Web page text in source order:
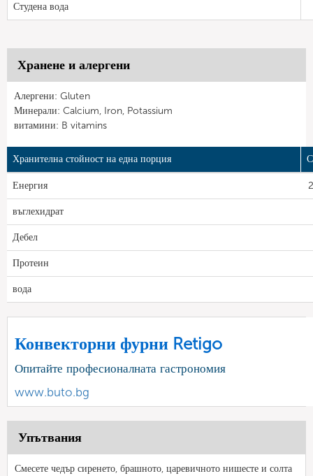
Студена вода
Хранене и алергени
Алергени: Gluten
Минерали: Calcium, Iron, Potassium
витамини: B vitamins
Хранителна стойност на една порция
Енергия
въглехидрат
Дебел
Протеин
вода
Конвекторни фурни Retigo
Опитайте професионалната гастрономия
www.buto.bg
Упътвания
Смесете чедър сиренето, брашното, царевичното нишесте и солта